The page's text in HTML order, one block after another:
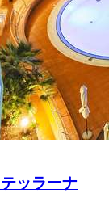
ッラーナ